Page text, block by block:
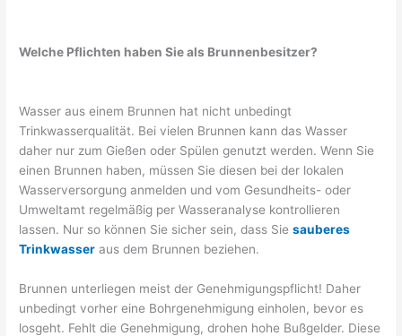
Welche Pflichten haben Sie als Brunnenbesitzer?
Wasser aus einem Brunnen hat nicht unbedingt
Trinkwasserqualität. Bei vielen Brunnen kann das Wasser
daher nur zum Gießen oder Spülen genutzt werden. Wenn Sie
einen Brunnen haben, müssen Sie diesen bei der lokalen
Wasserversorgung anmelden und vom Gesundheits- oder
Umweltamt regelmäßig per Wasseranalyse kontrollieren
lassen. Nur so können Sie sicher sein, dass Siesauberes
Trinkwasser aus dem Brunnen beziehen.
Brunnen unterliegen meist der Genehmigungspflicht! Daher
unbedingt vorher eine Bohrgenehmigung einholen, bevor es
losgeht. Fehlt die Genehmigung, drohen hohe Bußgelder. Diese